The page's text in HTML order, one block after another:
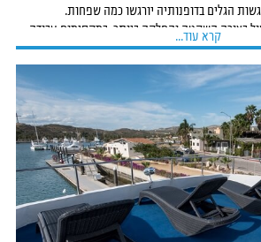
הגלים בדופנותיה יורגשו כמה שפחות.
בצורה השקטה והחלקה ביותר, במקסימום עבודה.
קרא עוד...